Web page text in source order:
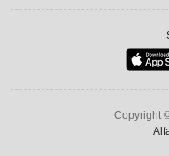
Copyright